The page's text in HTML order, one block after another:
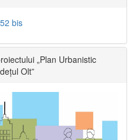
bis
„Plan Urbanistic
Olt”